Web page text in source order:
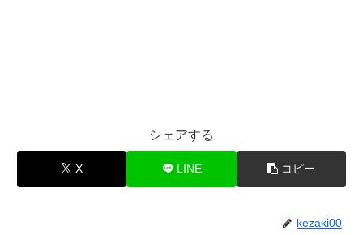
シェアする
X LINE コピー
kezaki00